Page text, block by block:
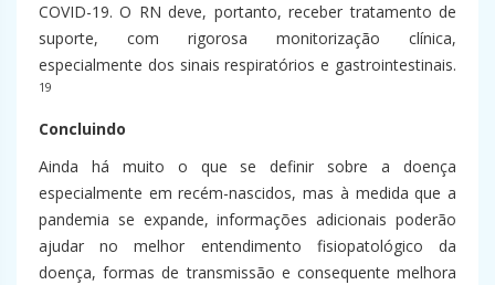
COVID-19. O RN deve, portanto, receber tratamento de
suporte, com rigorosa monitorização clínica,
especialmente dos sinais respiratórios e gastrointestinais.
19
Concluindo
Ainda há muito o que se definir sobre a doença
especialmente em recém-nascidos, mas à medida que a
pandemia se expande, informações adicionais poderão
ajudar no melhor entendimento fisiopatológico da
doença, formas de transmissão e consequente melhora